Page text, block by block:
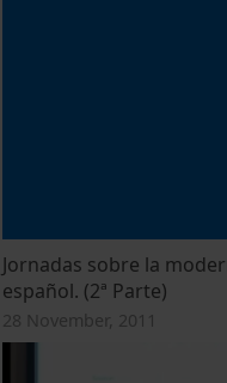
Jornadas sobre la
español. (2ª Parte)
28 November, 2011